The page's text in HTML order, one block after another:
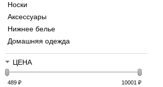
Носки
Аксессуары
Нижнее белье
Домашняя одежда
ЦЕНА
489 ₽ 10001₽